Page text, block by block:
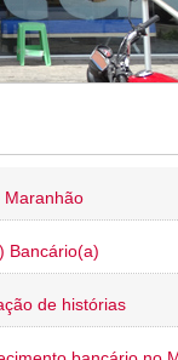
Maranhão
Bancário(a)
de histórias